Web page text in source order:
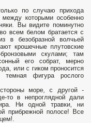
по случаю прихода
которыми особенно
Вы видите поминутно
всем белом братается с
в безобразной волчьей
крошечные плутовские
скулами; там
его собрат, мерно
или с гиком проносится
темная фигура рослого
море, с другой -
то в непроглядной дали
Ни одной травки, ни
прибрежной полосе! Все